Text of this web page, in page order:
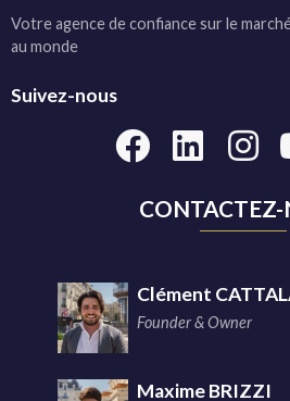
Votre agence de confiance sur le
au monde
Suivez-nous
CONTACTEZ-
Clément
Founder & Owner
Maxime BRIZZI